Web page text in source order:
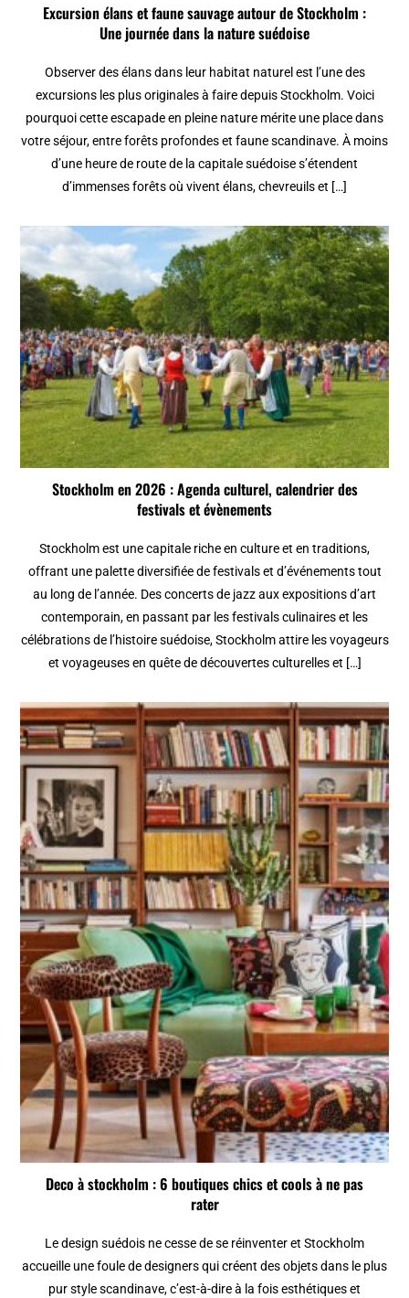
Excursion élans et faune sauvage autour de Stockholm :
Une journée dans la nature suédoise
Observer des élans dans leur habitat naturel est l’une des
excursions les plus originales à faire depuis Stockholm. Voici
pourquoi cette escapade en pleine nature mérite une place dans
votre séjour, entre forêts profondes et faune scandinave. À moins
d’une heure de route de la capitale suédoise s’étendent
d’immenses forêts où vivent élans, chevreuils et […]
Stockholm en 2026 : Agenda culturel, calendrier des
festivals et évènements
Stockholm est une capitale riche en culture et en traditions,
offrant une palette diversifiée de festivals et d’événements tout
au long de l’année. Des concerts de jazz aux expositions d’art
contemporain, en passant par les festivals culinaires et les
célébrations de l’histoire suédoise, Stockholm attire les voyageurs
et voyageuses en quête de découvertes culturelles et […]
Deco à stockholm : 6 boutiques chics et cools à ne pas
rater
Le design suédois ne cesse de se réinventer et Stockholm
accueille une foule de designers qui créent des objets dans le plus
pur style scandinave, c’est-à-dire à la fois esthétiques et